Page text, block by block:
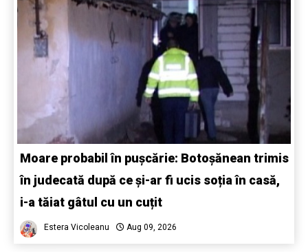
Moare probabil în pușcărie: Botoșănean trimis
în judecată după ce și-ar fi ucis soția în casă,
i-a tăiat gâtul cu un cuțit
Estera Vicoleanu Aug 09, 2026